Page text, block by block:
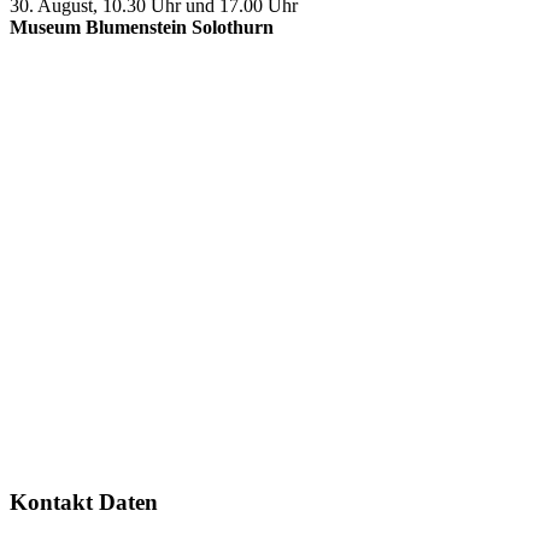
30. August, 10.30 Uhr und 17.00 Uhr
Museum Blumenstein Solothurn
Kontakt Daten